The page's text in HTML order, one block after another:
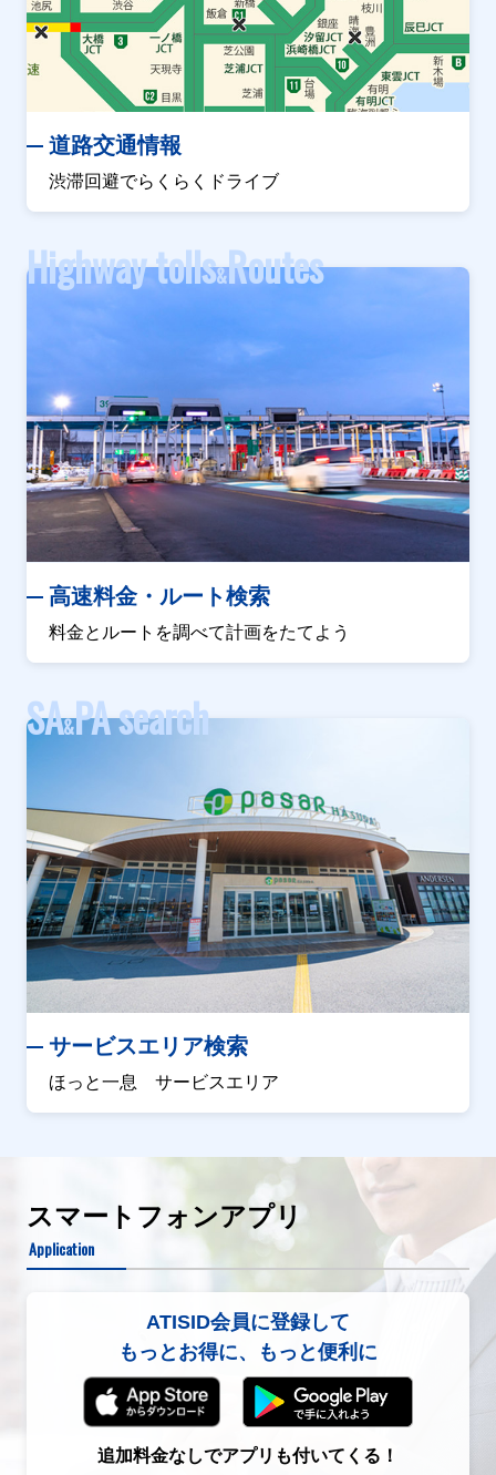
道路交通情報
渋滞回避でらくらくドライブ
Highway tolls&Routes
高速料金・ルート検索
料金とルートを調べて計画をたてよう
SA&PA search
サービスエリア検索
ほっと一息 サービスエリア
スマートフォンアプリ
Application
ATISID会員に登録して
もっとお得に、もっと便利に
追加料金なしでアプリも付いてくる！